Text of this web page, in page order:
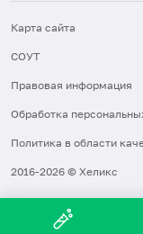
Карта сайта
СОУТ
Правовая информация
Обработка
Политика в области
2016-2026 © Хеликс